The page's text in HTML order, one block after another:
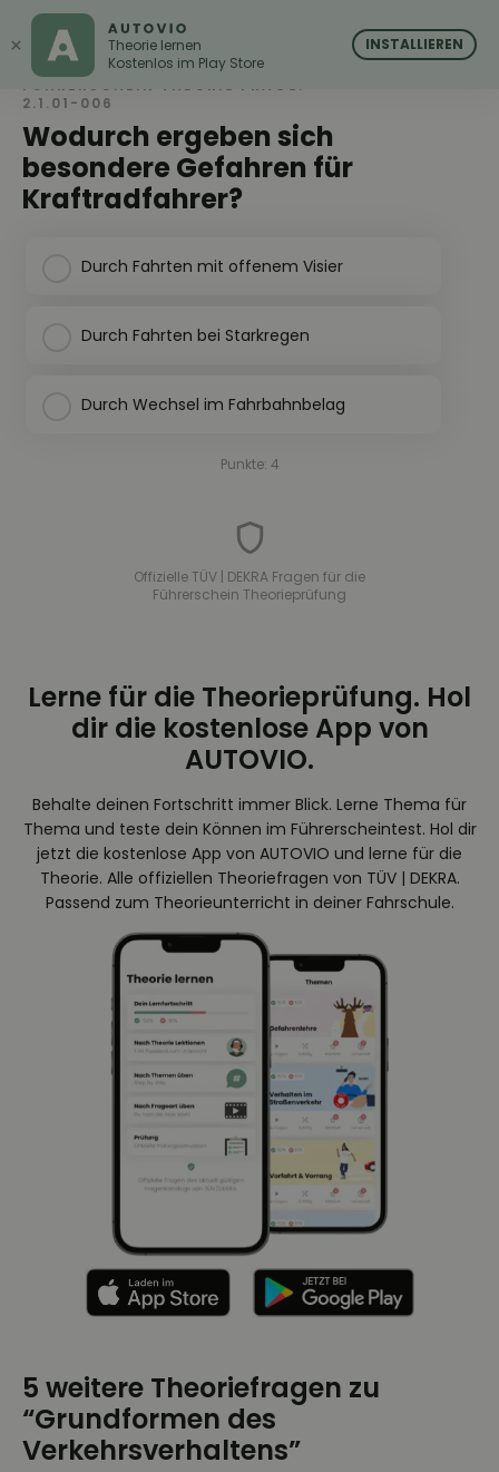
AUTOVIO
Wodurch ergeben sich
besondere Gefahren für
Kraftradfahrer?
FÜHRERSCHEIN THEORIE FRAGE:
2.1.01-006
Durch Fahrten mit offenem Visier
Durch Fahrten bei Starkregen
Durch Wechsel im Fahrbahnbelag
Punkte: 4
Offizielle TÜV | DEKRA Fragen für die
Führerschein Theorieprüfung
Lerne für die Theorieprüfung. Hol
dir die kostenlose App von
AUTOVIO.
Behalte deinen Fortschritt immer Blick. Lerne Thema für
Thema und teste dein Können im Führerscheintest. Hol dir
jetzt die kostenlose App von AUTOVIO und lerne für die
Theorie. Alle offiziellen Theoriefragen von TÜV | DEKRA.
Passend zum Theorieunterricht in deiner Fahrschule.
5 weitere Theoriefragen zu
“Grundformen des
Verkehrsverhaltens”
× AUTOVIO
Theorie lernen
Kostenlos im Play Store
INSTALLIEREN